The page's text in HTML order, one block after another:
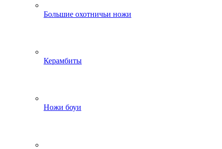
Большие охотничьи ножи
Керамбиты
Ножи боуи